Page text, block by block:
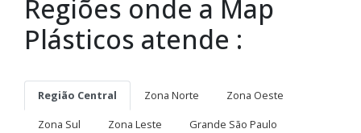
Regiões onde a Map
Plásticos atende :
Região Central Zona Norte
Zona Oeste
Zona Sul
Zona Leste
Grande São Paulo